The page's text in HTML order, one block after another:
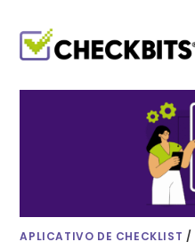
conteúdo
APLICATIVO DE CHECKLIST /